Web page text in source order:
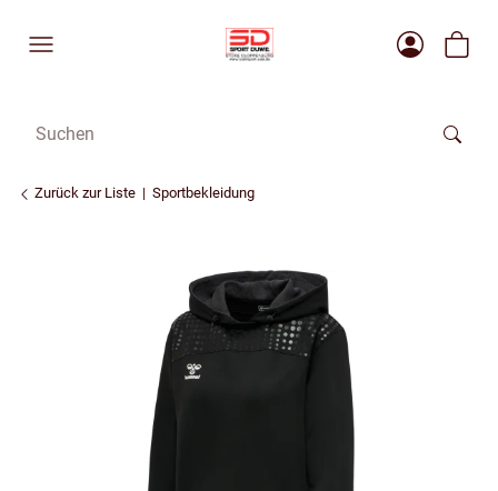
Zurück zur Liste Sportbekleidung